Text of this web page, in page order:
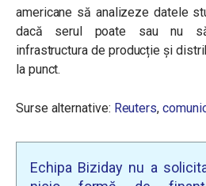
americane să analizeze datele
dacă serul poate sau nu
infrastructura de producție și
la punct.
Surse alternative: Reuters,
Echipa Biziday nu a